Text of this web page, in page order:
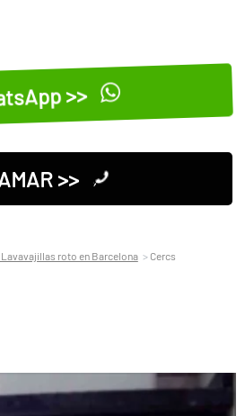
>>
>>
roto en Barcelona Cercs